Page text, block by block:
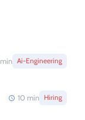
min Ai-Engineering
10 min Hiring